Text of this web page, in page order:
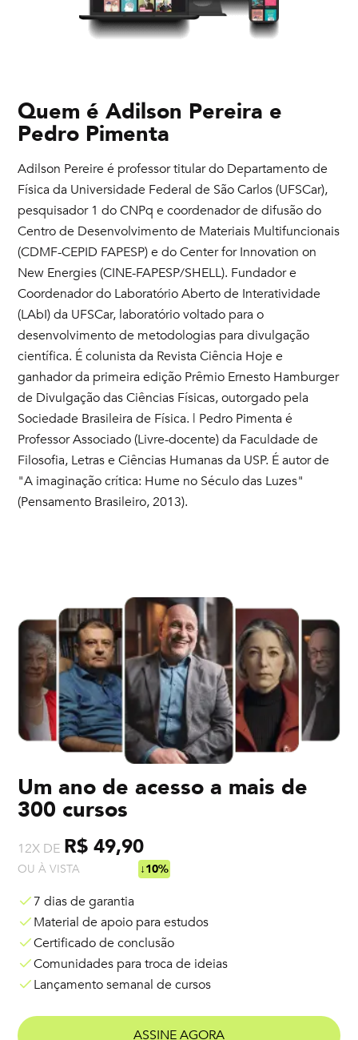
Quem éAdilson Pereira e
Pedro Pimenta
Adilson Pereire é professor titular do Departamento de
Física da Universidade Federal de São Carlos (UFSCar),
pesquisador 1 do CNPq e coordenador de difusão do
Centro de Desenvolvimento de Materiais Multifuncionais
(CDMF-CEPID FAPESP) e do Center for Innovation on
New Energies (CINE-FAPESP/SHELL). Fundador e
Coordenador do Laboratório Aberto de Interatividade
(LAbI) da UFSCar, laboratório voltado para o
desenvolvimento de metodologias para divulgação
científica. É colunista da Revista Ciência Hoje e
ganhador da primeira edição Prêmio Ernesto Hamburger
de Divulgação das Ciências Físicas, outorgado pela
Sociedade Brasileira de Física. | Pedro Pimenta é
Professor Associado (Livre-docente) da Faculdade de
Filosofia, Letras e Ciências Humanas da USP. É autor de
"A imaginação crítica: Hume no Século das Luzes"
(Pensamento Brasileiro, 2013).
Um ano de acesso a mais de
300 cursos
12X DE R$ 49,90
OU À VISTA ↓10%
7 dias de garantia
Material de apoio para estudos
Certificado de conclusão
Comunidades para troca de ideias
Lançamento semanal de cursos
ASSINE AGORA